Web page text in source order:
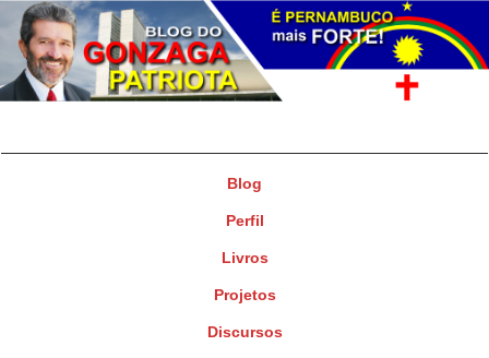
Blog
Perfil
Livros
Projetos
Discursos